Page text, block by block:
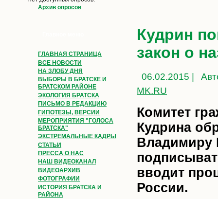
Архив опросов
ГЛАВНАЯ СТРАНИЦА
ВСЕ НОВОСТИ
НА ЗЛОБУ ДНЯ
ВЫБОРЫ В БРАТСКЕ И
БРАТСКОМ РАЙОНЕ
ЭКОЛОГИЯ БРАТСКА
ПИСЬМО В РЕДАКЦИЮ
ГИПОТЕЗЫ, ВЕРСИИ
МЕРОПРИЯТИЯ "ГОЛОСА
БРАТСКА"
ЭКСТРЕМАЛЬНЫЕ КАДРЫ
СТАТЬИ
ПРЕССА О НАС
НАШ ВИДЕОКАНАЛ
ВИДЕОАРХИВ
ФОТОГРАФИИ
ИСТОРИЯ БРАТСКА И
РАЙОНА
Кудрин
закон о
06.02.2015 |
МK.RU
Комитет
Кудрина
Владимиру
вводит
России.